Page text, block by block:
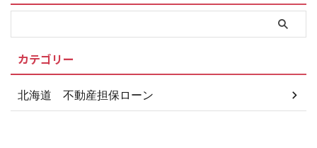
カテゴリー
北海道 不動産担保ローン